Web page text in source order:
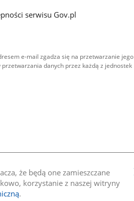
że będą one zamieszczane
korzystanie z naszej witryny
.
serwisu Gov.pl
e-mail zgadza się na przetwarzanie jego
danych przez każdą z jednostek